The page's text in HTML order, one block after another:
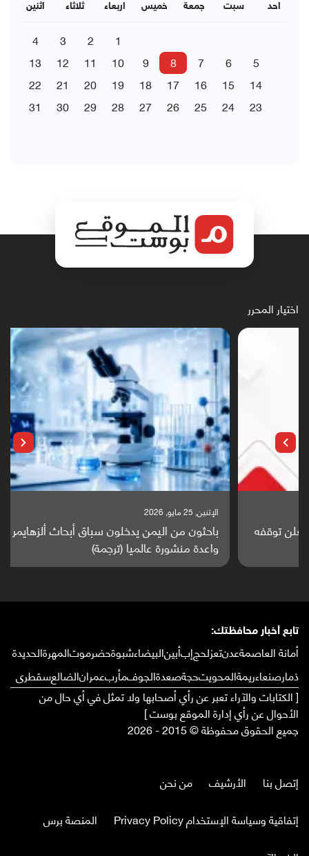
اثنين ثلاثاء اربعاء خميس جمعة سبت احد
1
2
3
4
5
6
7
8
9
10
11
12
13
14
15
16
17
18
19
20
21
22
23
24
25
26
27
28
29
30
31
اختيار المحرر
باحثون من اليمن يدخلون سباق أبحاث ألزهايمر بدراسة
واعدة منشورة عالميا (ترجمة)
تابع أخبار محافظتك:
أمانة العاصمةعدنتعزلحجإبأبينالبيضاءشبوةحضرموتالمهرةالحديدة
ذمارصنعاءريمةالمحويتحجةصعدةالجوفمأربعمرانالضالعسقطرى
[ الكتابات والآراء تعبر عن رأي أصحابها ولا تمثل في أي حال من
الأحوال عن رأي إدارة الموقع بوست ]
جميع الحقوق محفوظة © 2015 - 2026
إتصل بنا الأرشيف
من نحن
إتفاقية وسياسة الإستخدام Privacy Policy
المنصة برس